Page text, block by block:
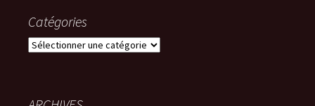
Catégories
Catégories